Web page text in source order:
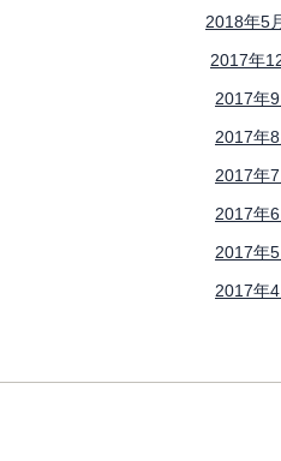
2018年5
2017年
2017年
2017年
2017年
2017年
2017年
2017年